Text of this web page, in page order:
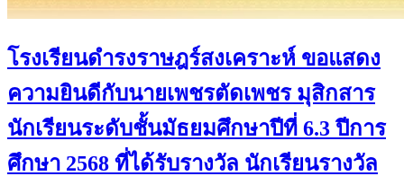
โรงเรียนดำรงราษฎร์สงเคราะห์ ขอแสดง
ความยินดีกับนายเพชรตัดเพชร มุสิกสาร
นักเรียนระดับชั้นมัธยมศึกษาปีที่ 6.3 ปีการ
ศึกษา 2568 ที่ได้รับรางวัล นักเรียนรางวัล